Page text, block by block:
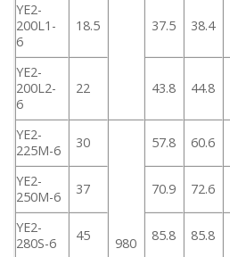
YE2-
200L1-
6
18.5 37.5 38.4
YE2-
200L2-
6
22 43.8 44.8
YE2-
225M-6
30
980
57.8 60.6
YE2-
250M-6
37 70.9 72.6
YE2-
280S-6
45 85.8 85.8